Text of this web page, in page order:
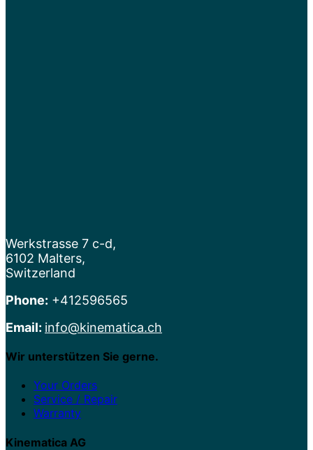
Werkstrasse 7 c-d,
6102 Malters,
Switzerland
Phone: +412596565
Email: info@kinematica.ch
Wir unterstützen Sie gerne.
Your Orders
Service / Repair
Warranty
Kinematica AG